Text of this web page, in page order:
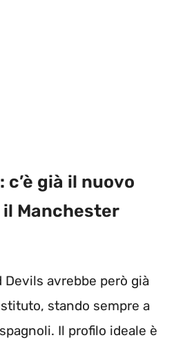
c’è già il nuovo
Manchester
Devils avrebbe però già
stando sempre a
Il profilo ideale è